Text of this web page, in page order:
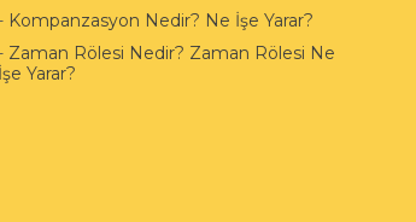
Kompanzasyon Nedir? Ne İşe Yarar?
Zaman Rölesi Nedir? Zaman Rölesi Ne
İşe Yarar?